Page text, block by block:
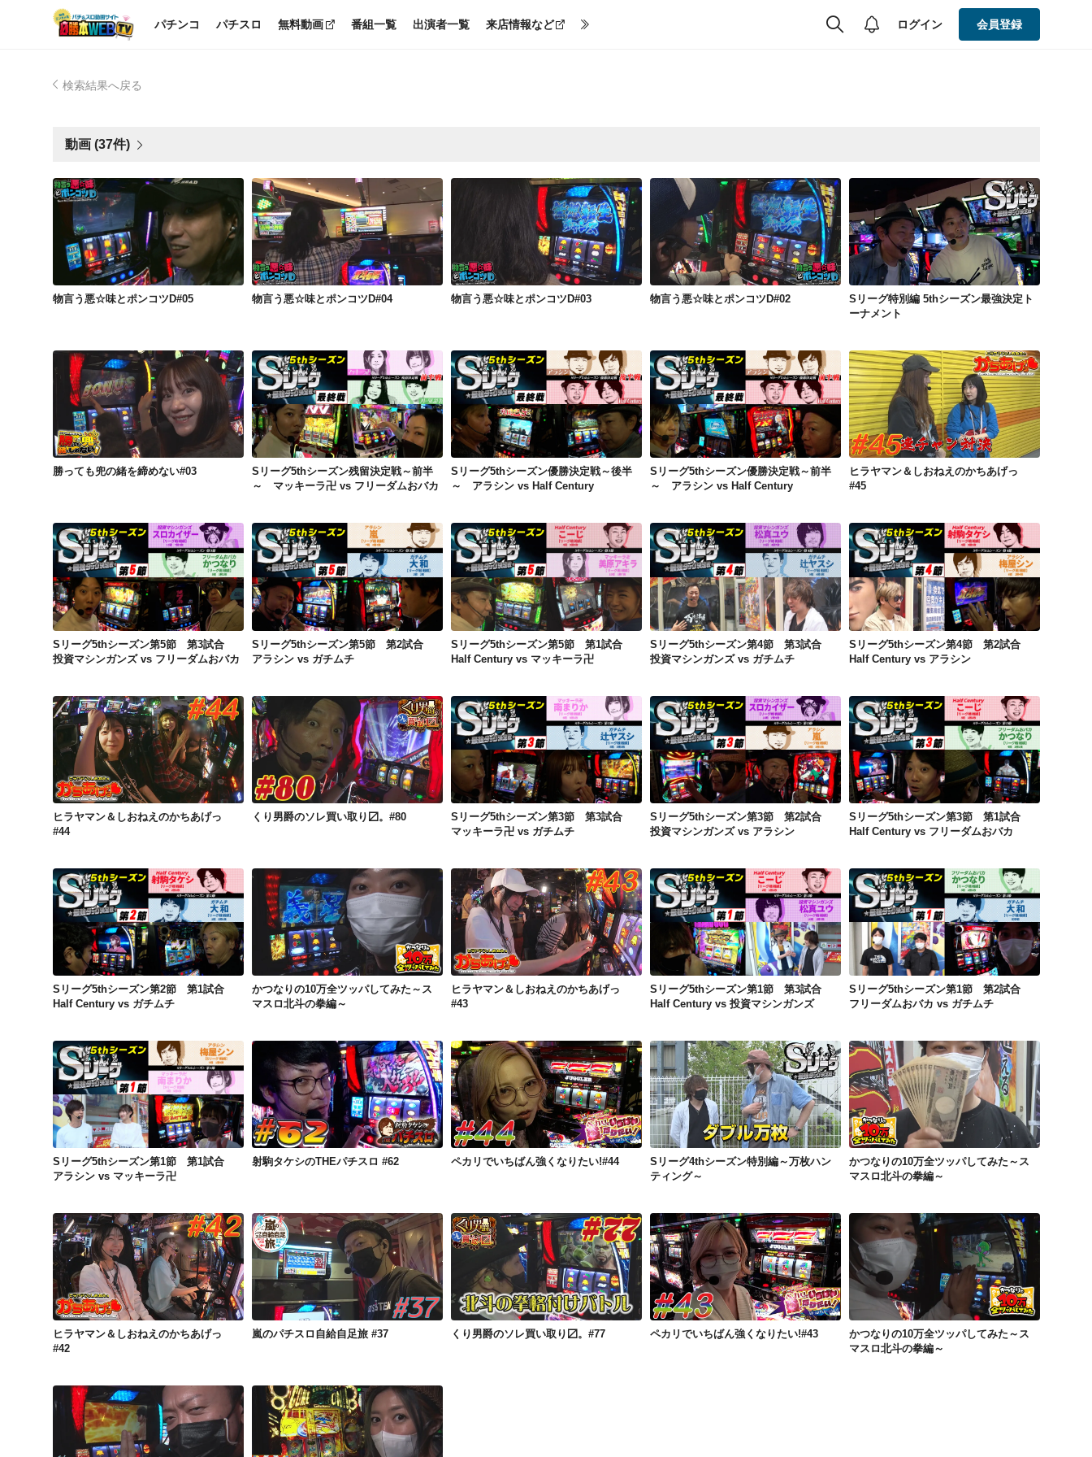
パチンコ パチスロ 無料動画 番組一覧 出演者一覧 来店情報など ログイン 会員登録
検索結果へ戻る
動画 (37件)
物言う悪☆味とポンコツD#05
物言う悪☆味とポンコツD#05
物言う悪☆味とポンコツD#04
物言う悪☆味とポンコツD#04
物言う悪☆味とポンコツD#03
物言う悪☆味とポンコツD#03
物言う悪☆味とポンコツD#02
物言う悪☆味とポンコツD#02
Sリーグ特別編 5thシーズン最強決定トーナメント
Sリーグ特別編 5thシーズン最強決定ト
ーナメント
勝っても兜の緒を締めない#03
勝っても兜の緒を締めない#03
Sリーグ5thシーズン残留決定戦～前半～ マッキーラ卍 vs フリーダムおバカ
Sリーグ5thシーズン残留決定戦～前半
～ マッキーラ卍 vs フリーダムおバカ
Sリーグ5thシーズン優勝決定戦～後半～ アラシン vs Half Century
Sリーグ5thシーズン優勝決定戦～後半
～ アラシン vs Half Century
Sリーグ5thシーズン優勝決定戦～前半～ アラシン vs Half Century
Sリーグ5thシーズン優勝決定戦～前半
～ アラシン vs Half Century
ヒラヤマン＆しおねえのかちあげっ #45
ヒラヤマン＆しおねえのかちあげっ
#45
Sリーグ5thシーズン第5節 第3試合 投資マシンガンズ vs フリーダムおバカ
Sリーグ5thシーズン第5節 第3試合
投資マシンガンズ vs フリーダムおバカ
Sリーグ5thシーズン第5節 第2試合 アラシン vs ガチムチ
Sリーグ5thシーズン第5節 第2試合
アラシン vs ガチムチ
Sリーグ5thシーズン第5節 第1試合 Half Century vs マッキーラ卍
Sリーグ5thシーズン第5節 第1試合
Half Century vs マッキーラ卍
Sリーグ5thシーズン第4節 第3試合 投資マシンガンズ vs ガチムチ
Sリーグ5thシーズン第4節 第3試合
投資マシンガンズ vs ガチムチ
Sリーグ5thシーズン第4節 第2試合 Half Century vs アラシン
Sリーグ5thシーズン第4節 第2試合
Half Century vs アラシン
ヒラヤマン＆しおねえのかちあげっ #44
ヒラヤマン＆しおねえのかちあげっ
#44
くり男爵のソレ買い取り〼。#80
くり男爵のソレ買い取り〼。#80
Sリーグ5thシーズン第3節 第3試合 マッキーラ卍 vs ガチムチ
Sリーグ5thシーズン第3節 第3試合
マッキーラ卍 vs ガチムチ
Sリーグ5thシーズン第3節 第2試合 投資マシンガンズ vs アラシン
Sリーグ5thシーズン第3節 第2試合
投資マシンガンズ vs アラシン
Sリーグ5thシーズン第3節 第1試合 Half Century vs フリーダムおバカ
Sリーグ5thシーズン第3節 第1試合
Half Century vs フリーダムおバカ
Sリーグ5thシーズン第2節 第1試合 Half Century vs ガチムチ
Sリーグ5thシーズン第2節 第1試合
Half Century vs ガチムチ
かつなりの10万全ツッパしてみた～スマスロ北斗の拳編～
かつなりの10万全ツッパしてみた～ス
マスロ北斗の拳編～
ヒラヤマン＆しおねえのかちあげっ #43
ヒラヤマン＆しおねえのかちあげっ
#43
Sリーグ5thシーズン第1節 第3試合 Half Century vs 投資マシンガンズ
Sリーグ5thシーズン第1節 第3試合
Half Century vs 投資マシンガンズ
Sリーグ5thシーズン第1節 第2試合 フリーダムおバカ vs ガチムチ
Sリーグ5thシーズン第1節 第2試合
フリーダムおバカ vs ガチムチ
Sリーグ5thシーズン第1節 第1試合 アラシン vs マッキーラ卍
Sリーグ5thシーズン第1節 第1試合
アラシン vs マッキーラ卍
射駒タケシのTHEパチスロ #62
射駒タケシのTHEパチスロ #62
ペカリでいちばん強くなりたい!#44
ペカリでいちばん強くなりたい!#44
Sリーグ4thシーズン特別編～万枚ハンティング～
Sリーグ4thシーズン特別編～万枚ハン
ティング～
かつなりの10万全ツッパしてみた～スマスロ北斗の拳編～
かつなりの10万全ツッパしてみた～ス
マスロ北斗の拳編～
ヒラヤマン＆しおねえのかちあげっ #42
ヒラヤマン＆しおねえのかちあげっ
#42
嵐のパチスロ自給自足旅 #37
嵐のパチスロ自給自足旅 #37
くり男爵のソレ買い取り〼。#77
くり男爵のソレ買い取り〼。#77
ペカリでいちばん強くなりたい!#43
ペカリでいちばん強くなりたい!#43
かつなりの10万全ツッパしてみた～スマスロ北斗の拳編～
かつなりの10万全ツッパしてみた～ス
マスロ北斗の拳編～
嵐のパチスロ自給自足旅 #36 ミハラー #43